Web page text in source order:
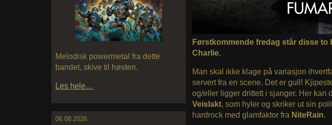
Melodisk powermetal fra dette
bandet, skive til høsten.
Les hele…
06.08.2026:
Førstkommende fredag står disse
Charlie.
Man skal ikke klage på variasjon
servert fra en scene. Det er gull!
og/eller ligger drittett i sjanger. Her kan
Veislakt, som hyler og skriker ut sin
hardrock med glamfaktor fra NiteRain.